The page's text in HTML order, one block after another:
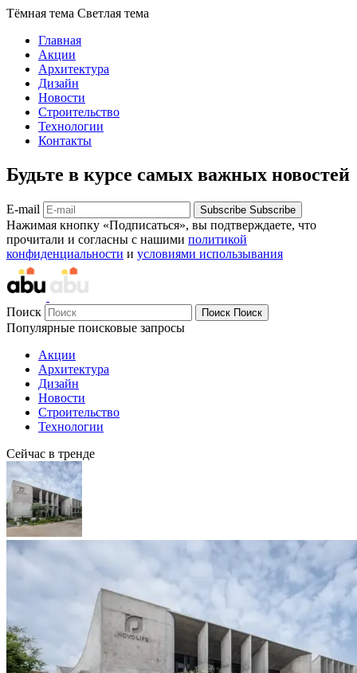
Тёмная тема Светлая тема
Главная
Акции
Архитектура
Дизайн
Новости
Строительство
Технологии
Контакты
Будьте в курсе самых важных новостей
E-mail Subscribe Subscribe
Нажимая кнопку «Подписаться», вы подтверждаете, что
прочитали и согласны с нашими политикой
конфиденциальности и условиями использывания
Поиск Поиск Поиск
Популярные поисковые запросы
Акции
Архитектура
Дизайн
Новости
Строительство
Технологии
Сейчас в тренде